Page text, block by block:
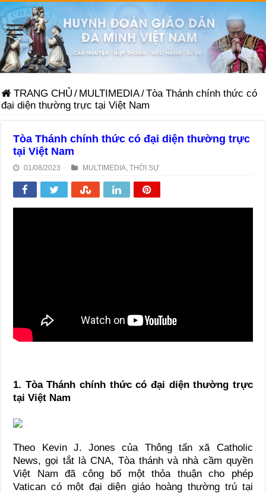
TRANG CHỦ / MULTIMEDIA/Tòa Thánh chính thức có
đại diện thường trực tại Việt Nam
Tòa Thánh chính thức có đại diện thường trực
tại Việt Nam
01/08/2023 MULTIMEDIA ,THỜI SỰ
1. Tòa Thánh chính thức có đại diện thường trực
tại Việt Nam
Theo Kevin J. Jones của Thông tấn xã Catholic
News, gọi tắt là CNA, Tòa thánh và nhà cầm quyền
Việt Nam đã công bố một thỏa thuận cho phép
Vatican có một đại diện giáo hoàng thường trú tại